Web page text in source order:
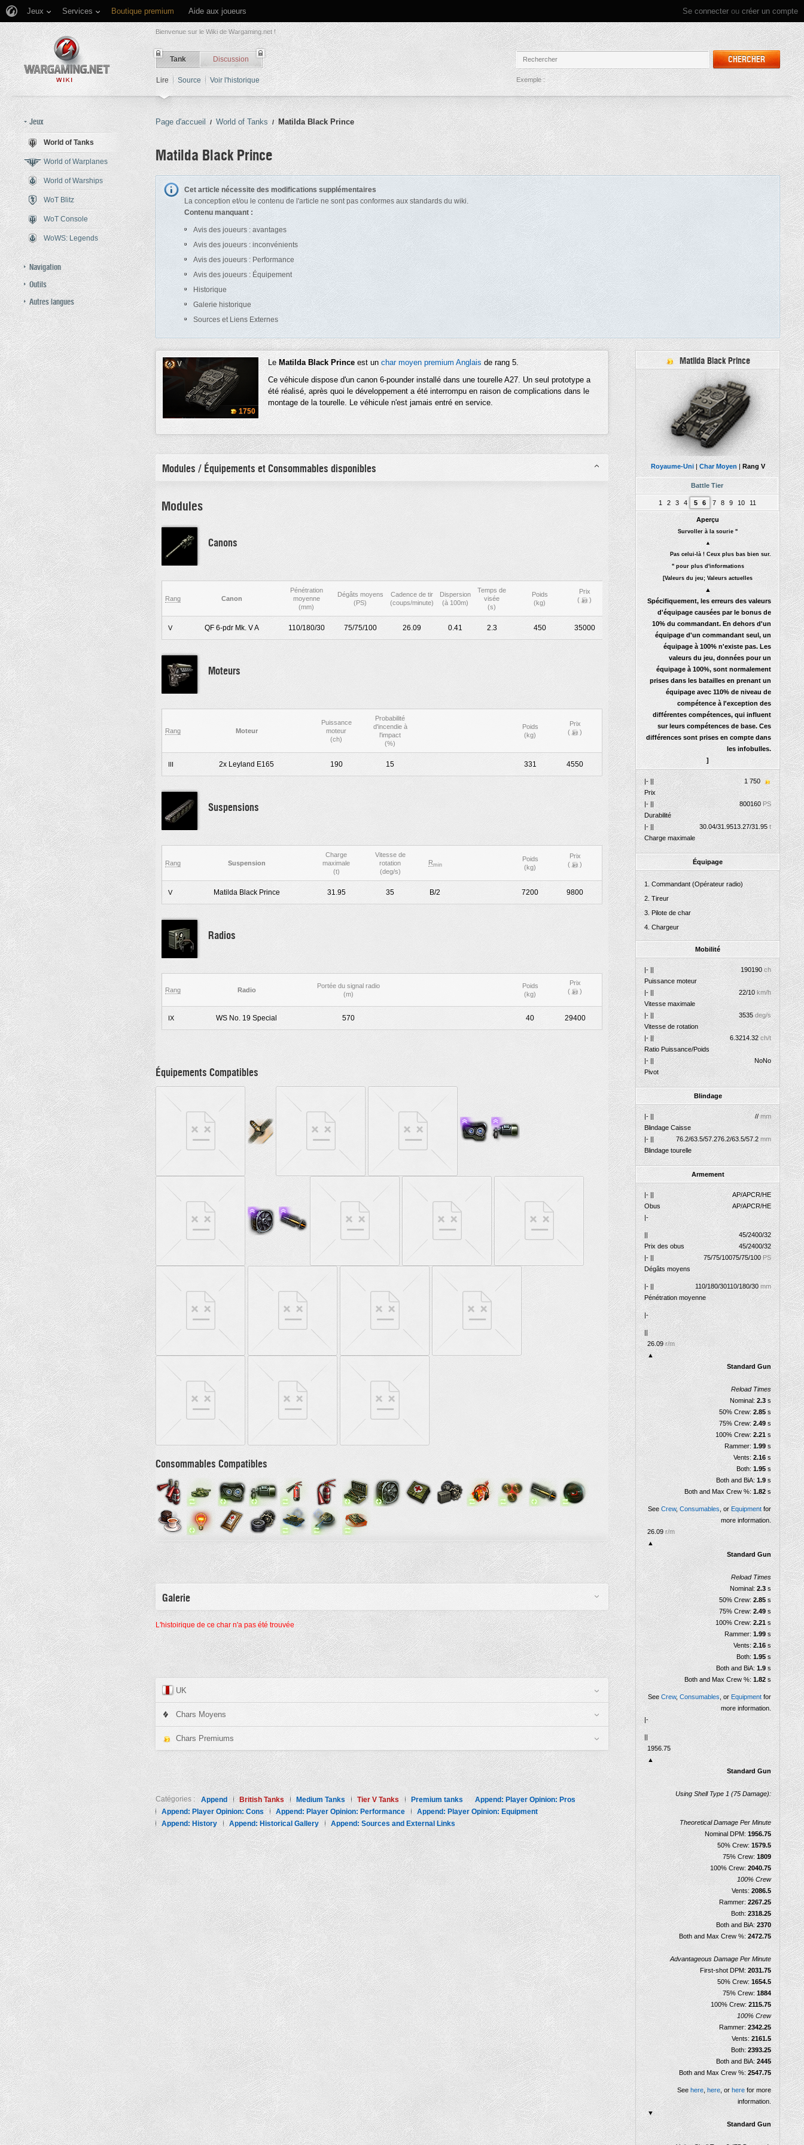
Se connecter ou créer un compte
Jeux Services Boutique premium Aide aux joueurs
Bienvenue sur le Wiki de Wargaming.net !
Tank Discussion
Lire Source Voir l'historique
CHERCHER
Exemple :
Jeux
World of Tanks
World of Warplanes
World of Warships
WoT Blitz
WoT Console
WoWS: Legends
Navigation
Outils
Autres langues
Page d'accueil / World of Tanks / Matilda Black Prince
Matilda Black Prince
Aller à : rechercher
Cet article nécessite des modifications supplémentaires
La conception et/ou le contenu de l'article ne sont pas conformes aux standards du wiki.
Contenu manquant :
Avis des joueurs : avantages
Avis des joueurs : inconvénients
Avis des joueurs : Performance
Avis des joueurs : Équipement
Historique
Galerie historique
Sources et Liens Externes
Matilda Black Prince
Royaume-Uni| Char Moyen Rang V
Battle Tier
1 2 3 4 5 6 7 8 9 10 11
Aperçu
Survoller à la sourie "
▲
Pas celui-là ! Ceux plus bas bien sur.
" pour plus d'informations
[Valeurs du jeu; Valeurs actuelles
▲
Spécifiquement, les erreurs des valeurs
d'équipage causées par le bonus de
10% du commandant. En dehors d'un
équipage d'un commandant seul, un
équipage à 100% n'existe pas. Les
valeurs du jeu, données pour un
équipage à 100%, sont normalement
prises dans les batailles en prenant un
équipage avec 110% de niveau de
compétence à l'exception des
différentes compétences, qui influent
sur leurs compétences de base. Ces
différences sont prises en compte dans
les infobulles.
]
|- ||
1 750
Prix
|- ||
800160 PS
Durabilité
|- ||
30.04/31.9513.27/31.95t
Charge maximale
Équipage
Commandant (Opérateur radio)
Tireur
Pilote de char
Chargeur
Mobilité
|- || 190190ch
Puissance moteur
|- ||
22/10 km/h
Vitesse maximale
|- ||
3535 deg/s
Vitesse de rotation
|- ||
6.3214.32 ch/t
Ratio Puissance/Poids
|- ||
NoNo
Pivot
Blindage
|- || //mm
Blindage Caisse
|- ||
76.2/63.5/57.276.2/63.5/57.2 mm
Blindage tourelle
Armement
|- ||
AP/APCR/HE
AP/APCR/HE
Obus
|-
45/2400/32
45/2400/32
Prix des obus
|- ||
75/75/10075/75/100PS
Dégâts moyens
|- || 110/180/30110/180/30mm
Pénétration moyenne
|-
26.09r/m
▲
Standard Gun
Reload Times
Nominal: 2.3 s
50% Crew: 2.85 s
75% Crew: 2.49 s
100% Crew: 2.21 s
Rammer: 1.99 s
Vents: 2.16 s
Both: 1.95 s
Both and BiA: 1.9s
Both and Max Crew %: 1.82s
See Crew, Consumables , or Equipment for
more information.
26.09 r/m
▲
Standard Gun
Reload Times
Nominal: 2.3 s
50% Crew: 2.85 s
75% Crew: 2.49 s
100% Crew: 2.21s
Rammer:1.99s
Vents: 2.16s
Both: 1.95s
Both and BiA: 1.9 s
Both and Max Crew %: 1.82 s
See Crew, Consumables , or Equipment for
more information.
Cadence de tir
|-
1956.75
▲
Standard Gun
Using Shell Type 1 (75 Damage):
Theoretical Damage Per Minute
Nominal DPM: 1956.75
50% Crew: 1579.5
75% Crew: 1809
100% Crew: 2040.75
100% Crew
Vents: 2086.5
Rammer: 2267.25
Both:2318.25
Both and BiA: 2370
Both and Max Crew %: 2472.75
Advantageous Damage Per Minute
First-shot DPM:2031.75
50% Crew: 1654.5
75% Crew: 1884
100% Crew: 2115.75
100% Crew
Rammer: 2342.25
Vents:2161.5
Both:2393.25
Both and BiA:2445
Both and Max Crew %:2547.75
See here here , or here for more
information.
▼
Standard Gun
Dégâts par minute
V
1750
Le Matilda Black Prince est un char moyen premium Anglais de rang 5.
Ce véhicule dispose d'un canon 6-pounder installé dans une tourelle A27. Un seul prototype a
été réalisé, après quoi le développement a été interrompu en raison de complications dans le
montage de la tourelle. Le véhicule n'est jamais entré en service.
Modules / Équipements et Consommables disponibles
Modules
Canons
Rang Canon
Pénétration
moyenne
(mm)
Dégâts moyens
(PS)
Cadence de tir
(coups/minute)
Dispersion
(à 100m)
Temps de
visée
(s)
Poids
(kg)
Prix
(
)
V QF 6-pdr Mk. V A 110/180/30 75/75/100 26.09 0.41 2.3 450 35000
Moteurs
Rang Moteur
Puissance
moteur
(ch)
Probabilité
d'incendie à
l'impact
(%)
Poids
(kg)
Prix
(
)
2x Leyland E165 190 15 331 4550
Suspensions
Rang Suspension
Charge
maximale
(t)
Vitesse de
rotation
(deg/s)
Rmin
Poids
(kg)
Prix
(
)
V Matilda Black Prince 31.95 35 B/2 7200 9800
Radios
Rang Radio
Portée du signal radio
(m)
Poids
(kg)
Prix
(
)
IX WS No. 19 Special 570 40 29400
Équipements Compatibles
Consommables Compatibles
Galerie
L'histoirique de ce char n'a pas été trouvée
UK
Chars Moyens
Chars Premiums
Catégories : Append British Tanks Medium Tanks Tier V Tanks Premium tanks
Append: Player Opinion: Pros
Append: Player Opinion: Cons
Append: Player Opinion: Performance
Append: Player Opinion: Equipment
Append: History
Append: Historical Gallery Append: Sources and External Links